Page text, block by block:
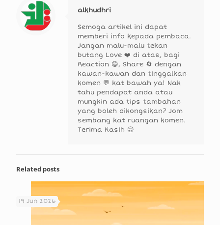
alkhudhri
Semoga artikel ini dapat
memberi info kepada pembaca.
Jangan malu-malu tekan
butang Love ❤️ di atas, bagi
Reaction 😄, Share 🔄 dengan
kawan-kawan dan tinggalkan
komen 💬 kat bawah ya! Nak
tahu pendapat anda atau
mungkin ada tips tambahan
yang boleh dikongsikan? Jom
sembang kat ruangan komen.
Terima Kasih 😊
Related posts
19 Jun 2026